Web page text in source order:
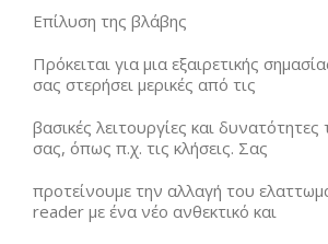
Επίλυση της βλάβης
Πρόκειται για μια εξαιρετικής
σας στερήσει μερικές από τις
βασικές λειτουργίες και δυνατότητες
σας, όπως π.χ. τις κλήσεις. Σας
προτείνουμε την αλλαγή του
reader με ένα νέο ανθεκτικό και